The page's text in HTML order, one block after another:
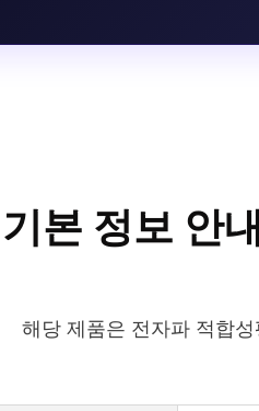
본 정보 안
해당 제품은 전자파 적합